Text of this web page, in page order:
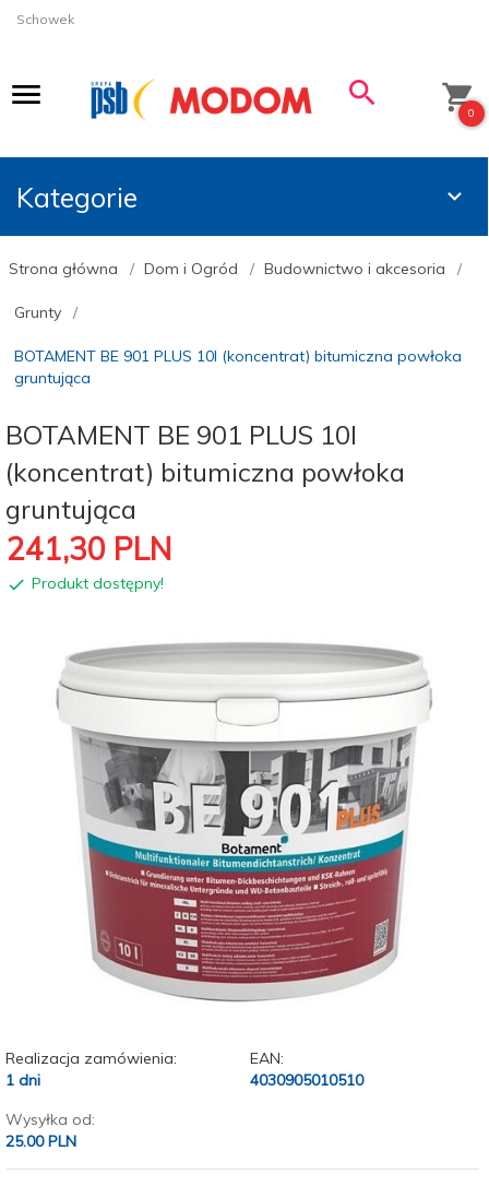
Schowek
0
Kategorie
Strona główna Dom i Ogród Budownictwo i akcesoria
Grunty
BOTAMENT BE 901 PLUS 10l (koncentrat) bitumiczna powłoka
gruntująca
BOTAMENT BE 901 PLUS 10l
(koncentrat) bitumiczna powłoka
gruntująca
241,30 PLN
Produkt dostępny!
Realizacja zamówienia:
1 dni
EAN:
4030905010510
Wysyłka od:
25.00 PLN